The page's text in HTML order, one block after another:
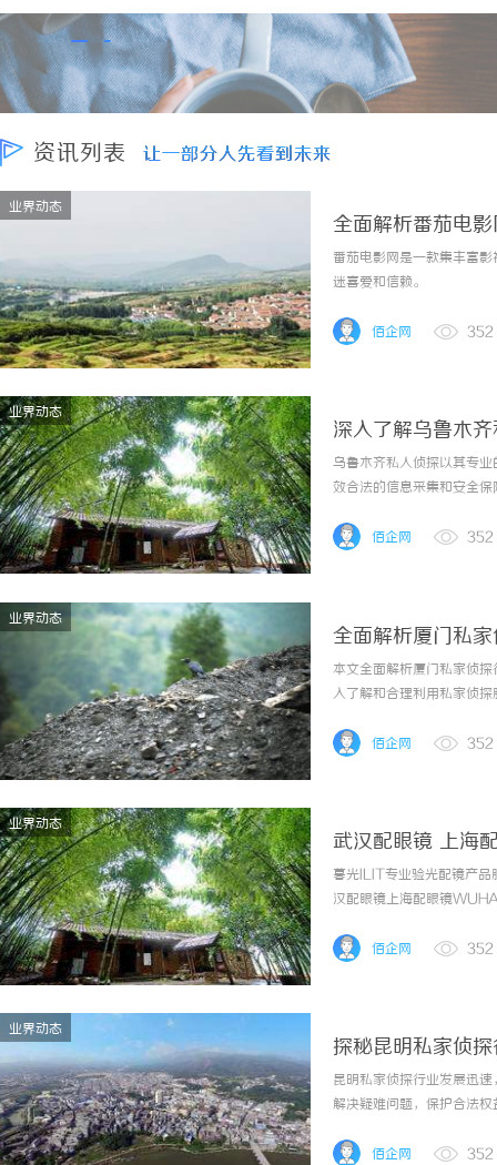
资讯列表 让一部分人先看到未来
让一部分人先看到未来
业界动态
全面解析番茄电
番茄电影网是一款集丰富
迷喜爱和信赖。
佰企网 352
业界动态
深入了解乌鲁木
乌鲁木齐私人侦探以其专
效合法的信息采集和安全
佰企网 352
业界动态
全面解析厦门私
本文全面解析厦门私家侦
入了解和合理利用私家侦探
佰企网 352
业界动态
武汉配眼镜 上海
暮光ILIT专业验光配镜产品
汉配眼镜上海配眼镜
为基础，全场镜片40%-
佰企网 352
业界动态
探秘昆明私家侦
昆明私家侦探行业发展迅
解决疑难问题，保护合法权
佰企网 352